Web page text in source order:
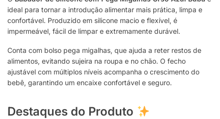
ideal para tornar a introdução alimentar mais prática, limpa e
confortável. Produzido em silicone macio e flexível, é
impermeável, fácil de limpar e extremamente durável.
Conta com bolso pega migalhas, que ajuda a reter restos de
alimentos, evitando sujeira na roupa e no chão. O fecho
ajustável com múltiplos níveis acompanha o crescimento do
bebê, garantindo um encaixe confortável e seguro.
Destaques do Produto